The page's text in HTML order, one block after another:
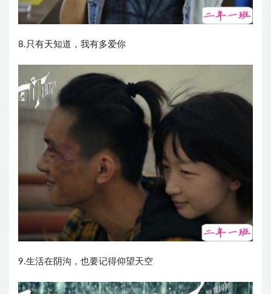
8.只有天知道，我有多爱你
9.生活在阴沟，也要记得仰望天空